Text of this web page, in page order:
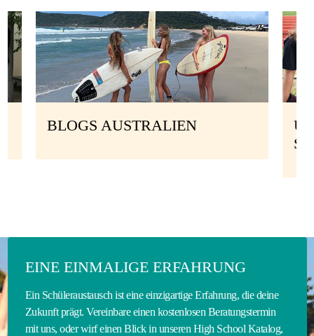
BLOGS AUSTRALIEN
EINE EINMALIGE ERFAHRUNG
Ein Schüleraustausch ist eine einzigartige Erfahrung, die deine
Zukunft prägt. Vereinbare einen kostenlosen Beratungstermin
mit uns, oder wirf einen Blick in unseren High School Katalog,